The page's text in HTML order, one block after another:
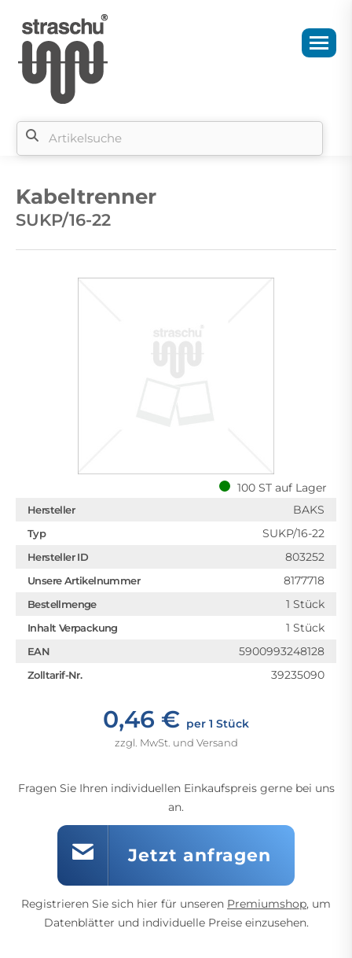
Kabeltrenner
SUKP/16-22
100 ST auf Lager
Hersteller BAKS
Typ SUKP/16-22
Hersteller ID 803252
Unsere Artikelnummer 8177718
Bestellmenge 1 Stück
Inhalt Verpackung 1 Stück
EAN 5900993248128
Zolltarif-Nr. 39235090
0,46 € per 1 Stück
zzgl. MwSt. und Versand
Fragen Sie Ihren individuellen Einkaufspreis gerne bei uns
an.
Jetzt anfragen
Registrieren Sie sich hier für unseren Premiumshop, um
Datenblätter und individuelle Preise einzusehen.